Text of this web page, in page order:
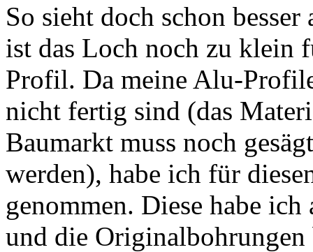
So sieht doch schon besser
ist das Loch noch zu klein
Profil. Da meine Alu-
nicht fertig sind (das
Baumarkt muss noch
werden), habe ich für
genommen. Diese habe
und die Originalbohrungen